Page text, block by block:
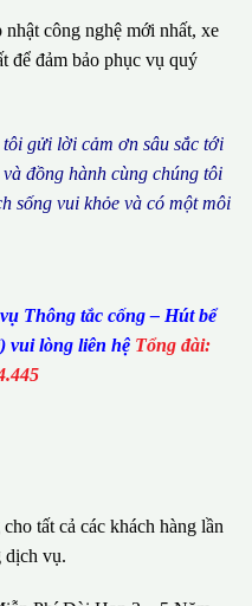
nhật công nghệ mới nhất, xe
để đảm bảo phục vụ quý
tôi gửi lời cảm ơn sâu sắc tới
và đồng hành cùng chúng tôi
sống vui khỏe và có một môi
Thông tắc cống – Hút bể
vui lòng liên hệ Tổng đài: